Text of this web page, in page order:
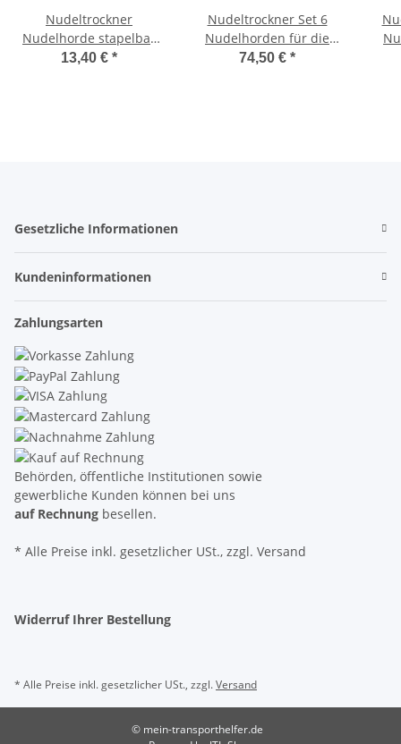
Nudeltrockner
Nudelhorde stapelbar
für Pasta
13,40 € *
Nudeltrockner Set 6
Nudelhorden für die
Nudel-, Obst- und
74,50 € *
Gesetzliche Informationen
Kundeninformationen
Zahlungsarten
Behörden, öffentliche Institutionen sowie
gewerbliche Kunden können bei uns
auf Rechnung besellen.
* Alle Preise inkl. gesetzlicher USt., zzgl. Versand
Widerruf Ihrer Bestellung
* Alle Preise inkl. gesetzlicher USt., zzgl.Versand
© mein-transporthelfer.de